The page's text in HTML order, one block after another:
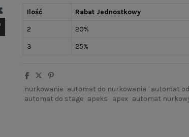
Ilość Rabat Jednostkowy
2
20%
3
25%
nurkowanie automat do nurkowania automat
automat do stage apeks apex automat